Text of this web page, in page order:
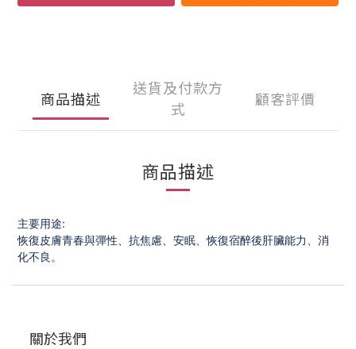
商品描述
送貨及付款方
式
顧客評價
商品描述
主要用途:
恢復皮膚青春與彈性、抗焦慮、安眠、恢復宿醉後肝臟能力、消
化不良。
關於我們